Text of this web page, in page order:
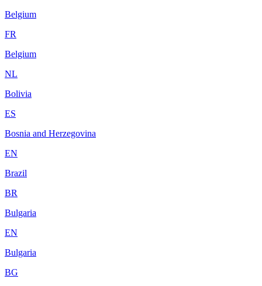
Belgium
FR
Belgium
NL
Bolivia
ES
Bosnia and Herzegovina
EN
Brazil
BR
Bulgaria
EN
Bulgaria
BG